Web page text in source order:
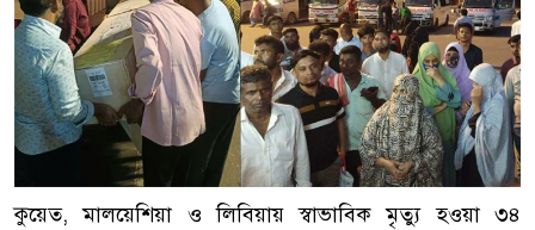
কুয়েত, মালয়েশিয়া ও লিবিয়ায় স্বাভাবিক মৃত্যু হওয়া ৩৪